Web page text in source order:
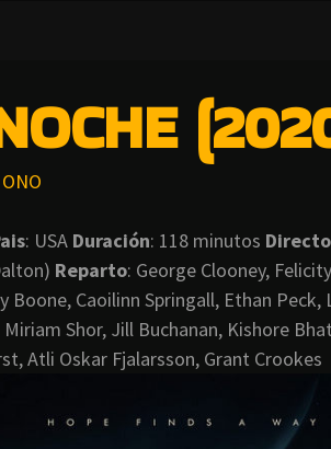
: USA Duración: 118 minutos
Reparto: George Clooney, Felicity
Boone, Caoilinn Springall, Ethan Peck,
Shor, Jill Buchanan, Kishore
Atli Oskar Fjalarsson, Grant Crookes